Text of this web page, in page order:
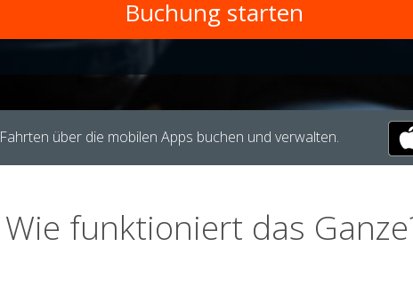
Fahrten über die mobilen Apps buchen und verwalten.
Wie funktioniert das